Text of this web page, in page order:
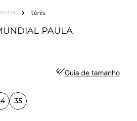
tênis
PAULA
Guia de tamanho
35